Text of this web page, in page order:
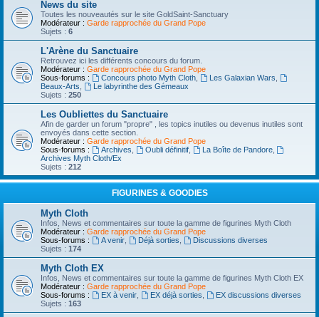
News du site
Toutes les nouveautés sur le site GoldSaint-Sanctuary
Modérateur : Garde rapprochée du Grand Pope
Sujets : 6
L'Arène du Sanctuaire
Retrouvez ici les différents concours du forum.
Modérateur : Garde rapprochée du Grand Pope
Sous-forums :
Concours photo Myth Cloth, Les Galaxian Wars
Beaux-Arts
Le labyrinthe des Gémeaux
Sujets : 250
Les Oubliettes du Sanctuaire
Afin de garder un forum "propre" , les topics inutiles ou devenus inutiles sont
envoyés dans cette section.
Modérateur : Garde rapprochée du Grand Pope
Sous-forums :
Archives Oubli définitif, La Boîte de Pandore,
Archives Myth Cloth/Ex
Sujets : 212
FIGURINES & GOODIES
Myth Cloth
Infos, News et commentaires sur toute la gamme de figurines Myth Cloth
Modérateur : Garde rapprochée du Grand Pope
Sous-forums :
A venir, Déjà sorties
Discussions diverses
Sujets : 174
Myth Cloth EX
Infos, News et commentaires sur toute la gamme de figurines Myth Cloth EX
Modérateur : Garde rapprochée du Grand Pope
Sous-forums :
EX à venir, EX déjà sorties
EX discussions diverses
Sujets : 163